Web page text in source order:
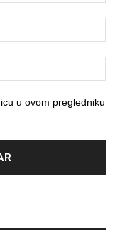
u ovom pregledniku